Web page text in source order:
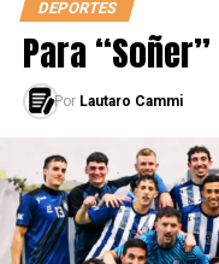
DEPORTES
Para
Por Lautaro Cammi